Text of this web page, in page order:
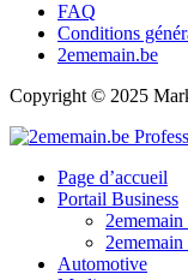
FAQ
Conditions
2ememain.be
Copyright © 2025
Page d’accueil
Portail Business
2ememain
2ememain
Automotive